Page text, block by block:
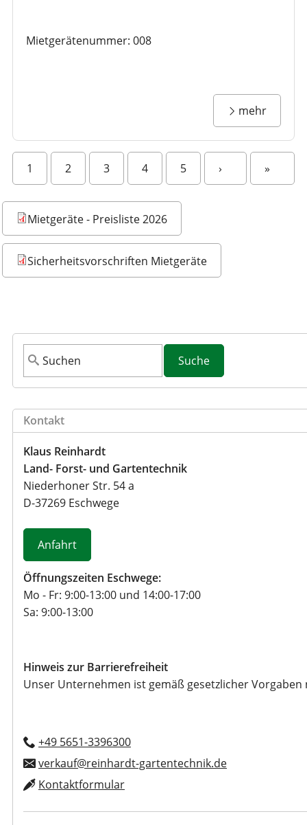
Mietgerätenummer: 008
mehr
e
t
e
n
1 2 3 4 5 › »
Mietgeräte - Preisliste 2026
Sicherheitsvorschriften Mietgeräte
S
u
h
f
o
r
m
u
l
a
Kontakt
Klaus Reinhardt
Land- Forst- und Gartentechnik
Niederhoner Str. 54 a
D-37269 Eschwege
Anfahrt
Öffnungszeiten Eschwege:
Mo - Fr: 9:00-13:00 und 14:00-17:00
Sa: 9:00-13:00
Hinweis zur Barrierefreiheit
Unser Unternehmen ist gemäß gesetzlicher
+49 5651-3396300
verkauf@reinhardt-gartentechnik.de
Kontaktformular